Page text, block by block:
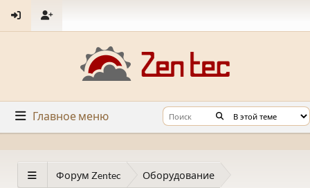
Главное меню
Форум Zentec Оборудование